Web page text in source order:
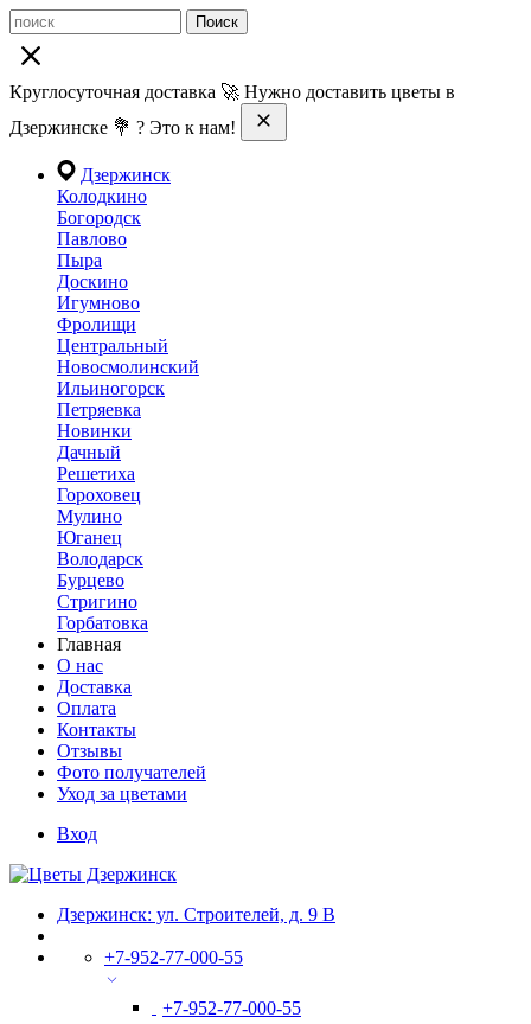
Поиск
Круглосуточная доставка 🚀 Нужно доставить цветы в
Дзержинске 💐 ? Это к нам!
Дзержинск
Колодкино
Богородск
Павлово
Пыра
Доскино
Игумново
Фролищи
Центральный
Новосмолинский
Ильиногорск
Петряевка
Новинки
Дачный
Решетиха
Гороховец
Мулино
Юганец
Володарск
Бурцево
Стригино
Горбатовка
Главная
О нас
Доставка
Оплата
Контакты
Отзывы
Фото получателей
Уход за цветами
Вход
Дзержинск: ул. Строителей, д. 9 В
+7-952-77-000-55
+7-952-77-000-55